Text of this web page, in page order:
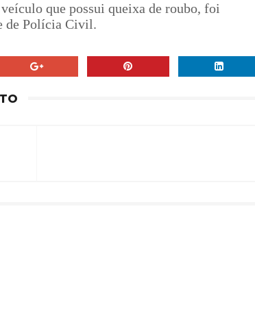
que possui queixa de roubo, foi
de Polícia Civil.